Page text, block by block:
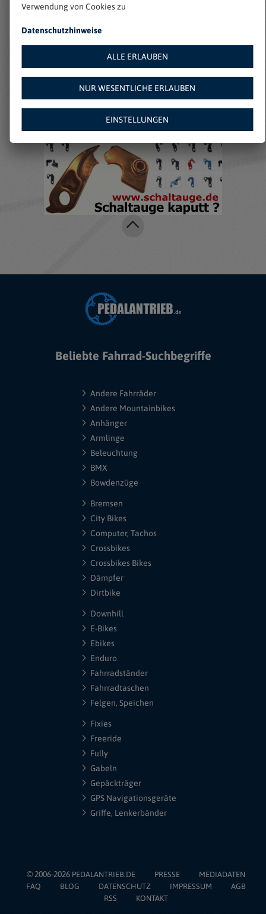
Weitere Angebote auf
Amazon:
Beliebte Fahrrad-Suchbegriffe
Andere Fahrräder
Andere Mountainbikes
Anhänger
Armlinge
Beleuchtung
BMX
Bowdenzüge
Bremsen
City Bikes
Computer, Tachos
Crossbikes
Crossbikes Bikes
Dämpfer
Dirtbike
Downhill
E-Bikes
Ebikes
Enduro
Fahrradständer
Fahrradtaschen
Felgen, Speichen
Fixies
Freeride
Fully
Gabeln
Gepäckträger
GPS Navigationsgeräte
Griffe, Lenkerbänder
© 2006-2026 PEDALANTRIEB.DE PRESSE
MEDIADATEN
FAQ
BLOG DATENSCHUTZ IMPRESSUM
AGB
RSS
KONTAKT
Verwendung von Cookies zu
Datenschutzhinweise
ALLE ERLAUBEN
NUR WESENTLICHE ERLAUBEN
EINSTELLUNGEN